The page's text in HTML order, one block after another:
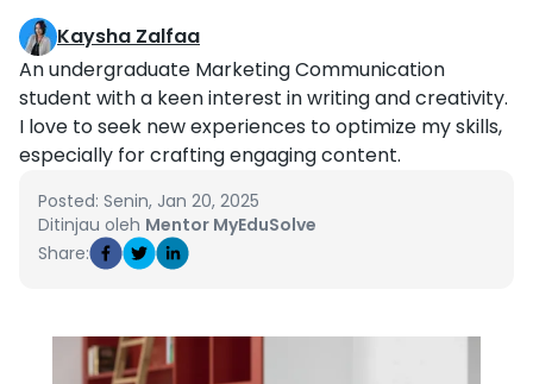
Keranjang Saya
Profil
Kaysha Zalfaa
An undergraduate Marketing Communication
student with a keen interest in writing and creativity.
I love to seek new experiences to optimize my skills,
especially for crafting engaging content.
Posted: Senin, Jan 20, 2025
Ditinjau oleh Mentor MyEduSolve
Share: